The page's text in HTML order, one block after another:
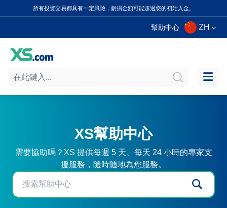
所有投資交易都具有一定風險，虧損金額可能超過您的初始入金。
幫助中心 ZH
XS幫助中心
需要協助嗎？XS 提供每週 5 天、每天 24 小時的專家支
援服務，隨時隨地為您服務。